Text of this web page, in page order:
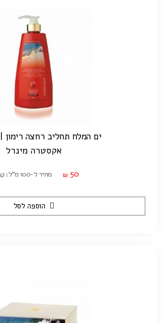
ים המלח תחליב רחצה רימון | 780 מ"ל
אקסטרה מינרל
₪ 50 מחיר ל-100 מ"ל: ₪6.41
הוספה לסל